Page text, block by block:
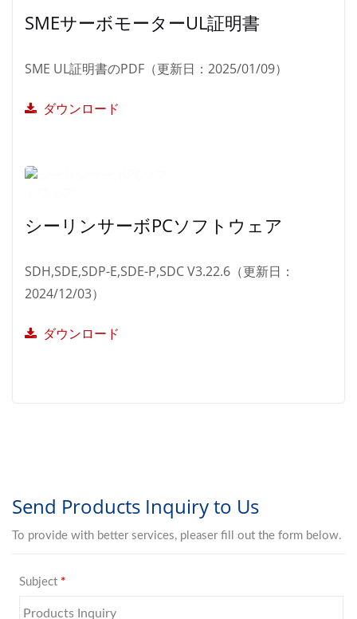
SMEサーボモーターUL証明書
SME UL証明書のPDF（更新日：2025/01/09）
ダウンロード
シーリンサーボPCソフトウェア
SDH,SDE,SDP-E,SDE-P,SDC V3.22.6（更新日：
2024/12/03）
ダウンロード